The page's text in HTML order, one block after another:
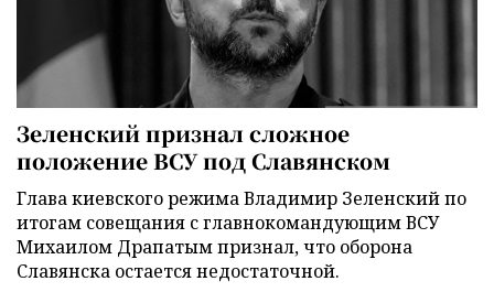
Зеленский признал сложное
положение ВСУ под Славянском
Глава киевского режима Владимир Зеленский по
итогам совещания с главнокомандующим ВСУ
Михаилом Драпатым признал, что оборона
Славянска остается недостаточной.